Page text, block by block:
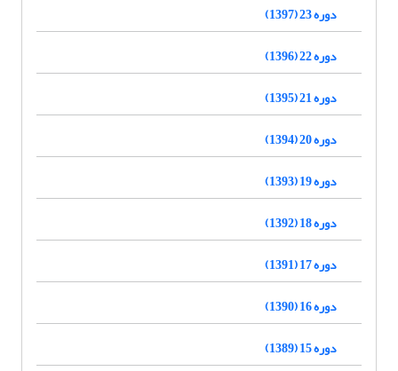
دوره 23 (1397)
دوره 22 (1396)
دوره 21 (1395)
دوره 20 (1394)
دوره 19 (1393)
دوره 18 (1392)
دوره 17 (1391)
دوره 16 (1390)
دوره 15 (1389)